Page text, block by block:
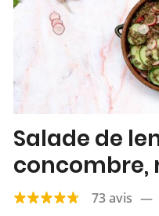
Salade de
concombre,
coriandre
73 avis —